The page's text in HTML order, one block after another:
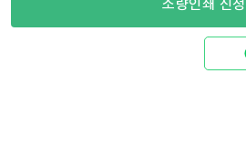
소량인쇄 신청